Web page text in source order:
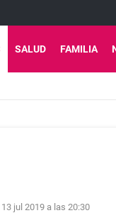
SALUD FAMILIA
13 jul 2019 a las 20:30